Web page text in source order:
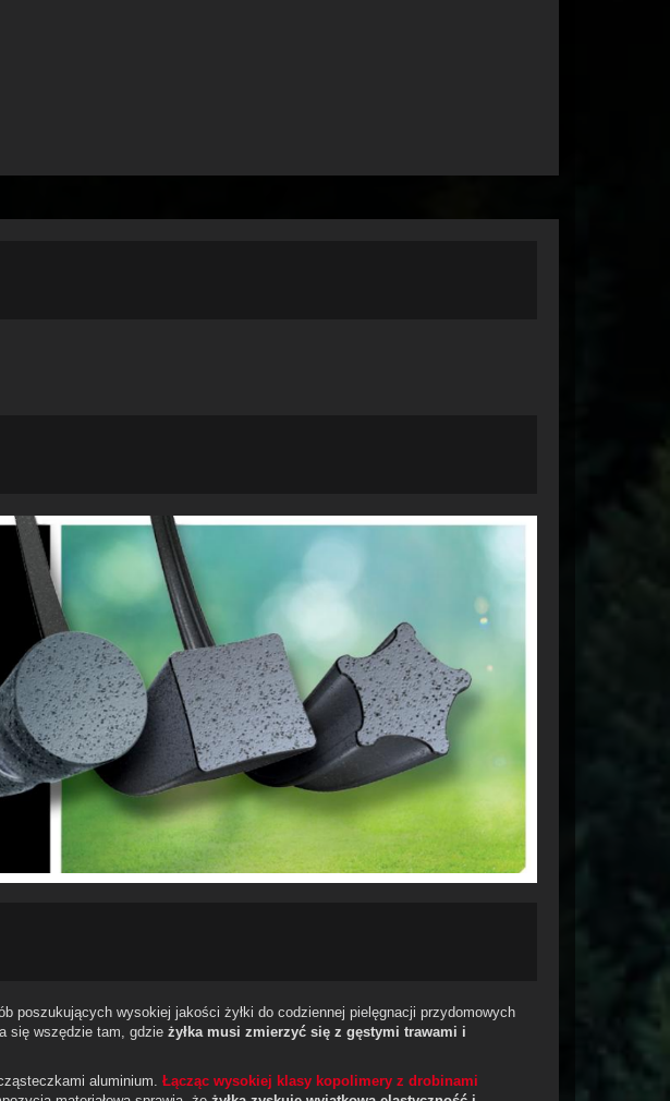
poszukujących wysokiej jakości żyłki do codziennej pielęgnacji przydomowych
się wszędzie tam, gdzie żyłka musi zmierzyć się z gęstymi trawami i
aluminium. Łącząc wysokiej klasy kopolimery z drobinami